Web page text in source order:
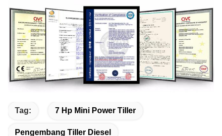
Tag: 7 Hp Mini Power Tiller
Pengembang Tiller Diesel